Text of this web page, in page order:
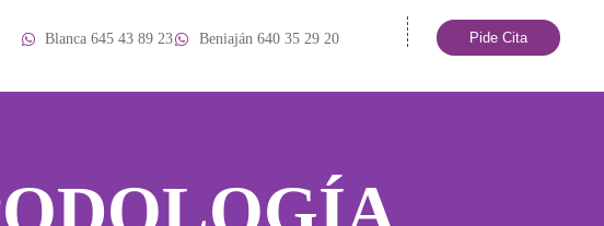
Blanca 645 43 89 23 Beniaján 640 35 29 20 Pide Cita